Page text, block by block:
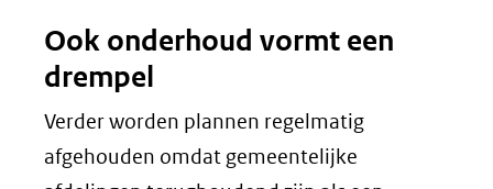
Ook onderhoud vormt een
drempel
Verder worden plannen regelmatig
afgehouden omdat gemeentelijke